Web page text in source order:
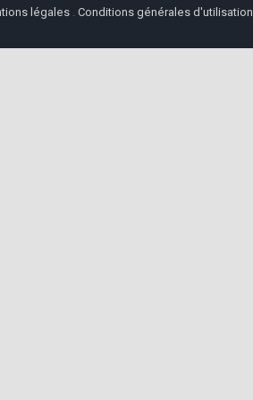
légales . Conditions générales d'utilisation